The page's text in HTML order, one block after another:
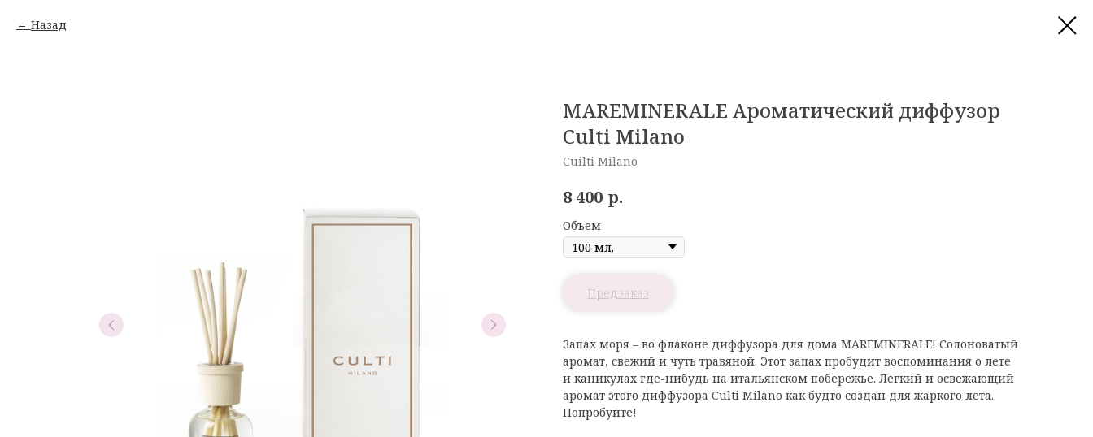
Назад
MAREMINERALE Ароматический диффузор
Culti Milano
Cuilti Milano
8 400 р.
Объем
Запах моря – во флаконе диффузора для дома MAREMINERALE! Солоноватый
аромат, свежий и чуть травяной. Этот запах пробудит воспоминания о лете
и каникулах где-нибудь на итальянском побережье. Легкий и освежающий
аромат этого диффузора Culti Milano как будто создан для жаркого лета.
Попробуйте!